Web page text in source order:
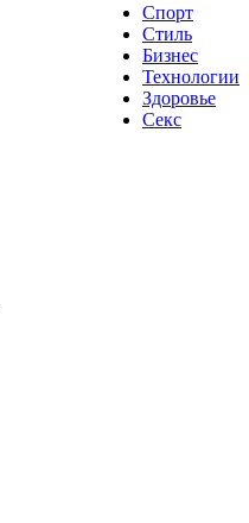
Спорт
Стиль
Бизнес
Технологии
Здоровье
Секс